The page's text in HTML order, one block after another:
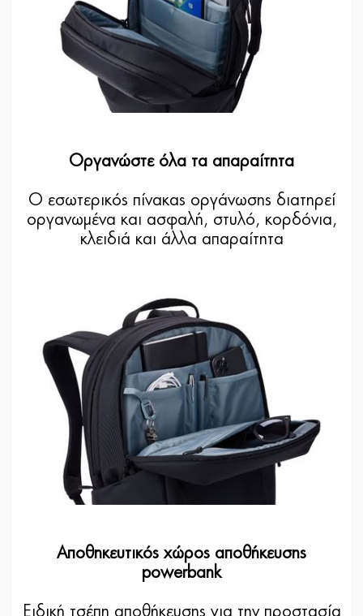
Οργανώστε όλα τα απαραίτητα
Ο εσωτερικός πίνακας οργάνωσης διατηρεί
οργανωμένα και ασφαλή, στυλό, κορδόνια,
κλειδιά και άλλα απαραίτητα
Αποθηκευτικός χώρος αποθήκευσης
powerbank
Ειδική τσέπη αποθήκευσης για την προστασία